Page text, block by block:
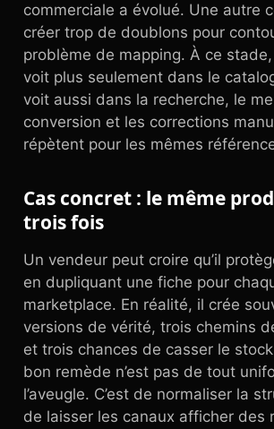
commerciale a évolué. Une autre
créer trop de doublons pour
problème de mapping. À ce
voit plus seulement dans le
voit aussi dans la recherche, le
conversion et les corrections
répètent pour les mêmes
Cas concret : le même
trois fois
Un vendeur peut croire qu’il
en dupliquant une fiche pour
marketplace. En réalité, il crée
versions de vérité, trois chemins
et trois chances de casser le
bon remède n’est pas de tout
l’aveugle. C’est de normaliser la
de laisser les canaux afficher des